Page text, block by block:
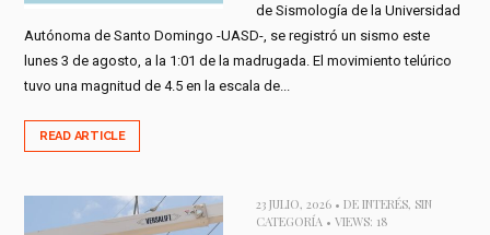
de Sismología de la Universidad
Autónoma de Santo Domingo -UASD-, se registró un sismo este
lunes 3 de agosto, a la 1:01 de la madrugada. El movimiento telúrico
tuvo una magnitud de 4.5 en la escala de...
READ ARTICLE
23 JULIO, 2026 • DE INTERÉS, SIN
CATEGORÍA • VIEWS: 18